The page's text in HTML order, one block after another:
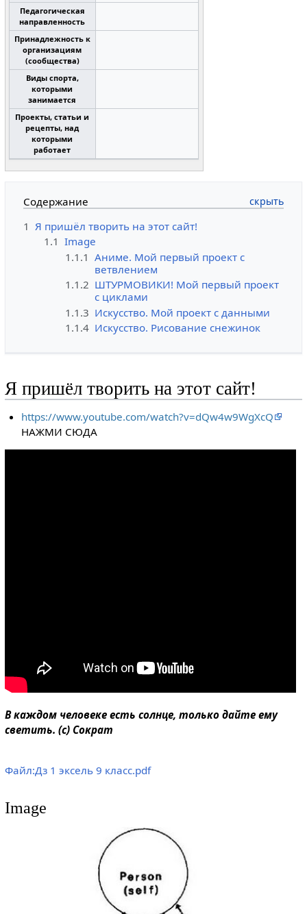
Педагогическая
направленность
Принадлежность к
организациям
(сообщества)
Виды спорта,
которыми
занимается
Проекты, статьи и
рецепты, над
которыми
работает
Содержание
1 Я пришёл творить на этот сайт!
1.1 Image
1.1.1 Аниме. Мой первый проект с
ветвлением
1.1.2 ШТУРМОВИКИ! Мой первый проект
с циклами
1.1.3 Искусство. Мой проект с данными
1.1.4 Искусство. Рисование снежинок
Я пришёл творить на этот сайт!
https://www.youtube.com/watch?v=dQw4w9WgXcQ
НАЖМИ СЮДА
В каждом человеке есть солнце, только дайте ему
светить. (с) Сократ
Файл:Дз 1 эксель 9 класс.pdf
Image